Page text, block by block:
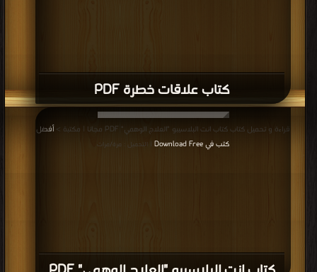
كتاب علاقات خطرة PDF
قراءة و تحميل كتاب كتاب انت البلاسيبو "العلاج الوهمي" PDF مجانا | مكتبة >
أفضل
كتب في Download Free
| التحميل : مرة/مرات